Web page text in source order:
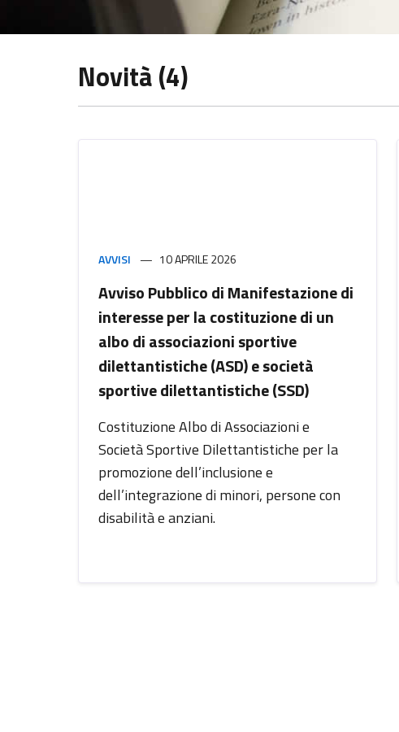
Novità (4)
AVVISI 10 APRILE 2026
Avviso Pubblico di Manifestazione di
interesse per la costituzione di un
albo di associazioni sportive
dilettantistiche (ASD) e società
sportive dilettantistiche (SSD)
Costituzione Albo di Associazioni e
Società Sportive Dilettantistiche per la
promozione dell’inclusione e
dell’integrazione di minori, persone con
disabilità e anziani.